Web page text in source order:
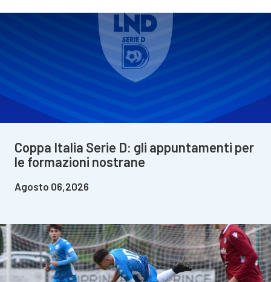
Coppa Italia Serie D: gli appuntamenti per
le formazioni nostrane
Agosto 06,2026